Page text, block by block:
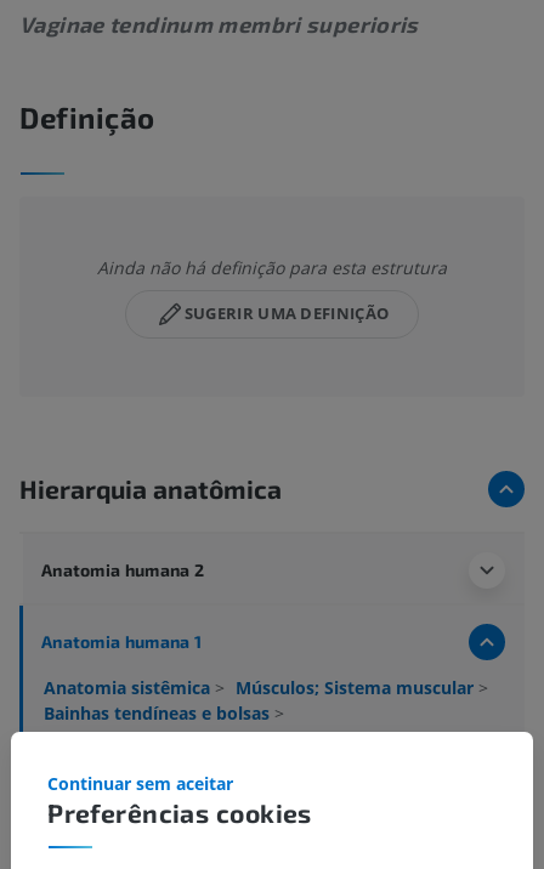
Vaginae tendinum membri superioris
Definição
Ainda não há definição para esta estrutura
SUGERIR UMA DEFINIÇÃO
Hierarquia anatômica
Anatomia humana 2
Anatomia humana 1
Anatomia sistêmica > Músculos; Sistema muscular >
Bainhas tendíneas e bolsas >
Bainha tendíneas do membro superior
Estruturas subjacentes:
Bainha tendinea intertubercular
Bainha dos tendões do carpo
Preferências cookies
Continuar sem aceitar